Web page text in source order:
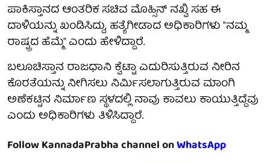
ಪಾಕಿಸ್ತಾನದ ಆಂತರಿಕ ಸಚಿವ ಮೊಹ್ಸಿನ್ ನಖ್ವಿ ಸಹ ಈ
ದಾಳಿಯನ್ನು ಖಂಡಿಸಿದ್ದು, ಹತ್ಯೆಗೀಡಾದ ಅಧಿಕಾರಿಗಳು "ನಮ್ಮ
ರಾಷ್ಟ್ರದ ಹೆಮ್ಮೆ" ಎಂದು ಹೇಳಿದ್ದಾರೆ.
ಬಲೂಚಿಸ್ತಾನ ರಾಜಧಾನಿ ಕ್ವೆಟ್ಟಾ ಎದುರಿಸುತ್ತಿರುವ ನೀರಿನ
ಕೊರತೆಯನ್ನು ನೀಗಿಸಲು ನಿರ್ಮಿಸಲಾಗುತ್ತಿರುವ ಮಾಂಗಿ
ಅಣೆಕಟ್ಟಿನ ನಿರ್ಮಾಣ ಸ್ಥಳದಲ್ಲಿ ನಾವು ಕಾವಲು ಕಾಯುತ್ತಿದ್ದೆವು
ಎಂದು ಅಧಿಕಾರಿಗಳು ತಿಳಿಸಿದ್ದಾರೆ.
Follow KannadaPrabha channel onWhatsApp